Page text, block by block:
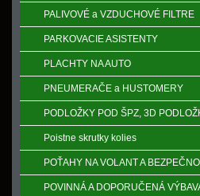
PALIVOVÉ a VZDUCHOVÉ FILTRE
PARKOVACIE ASISTENTY
PLACHTY NA AUTO
PNEUMERAČE a HUSTOMERY
PODLOŽKY POD ŠPZ, 3D
Poistne skrutky kolies
POŤAHY NA VOLANT A
POVINNÁ A DOPORUČENÁ